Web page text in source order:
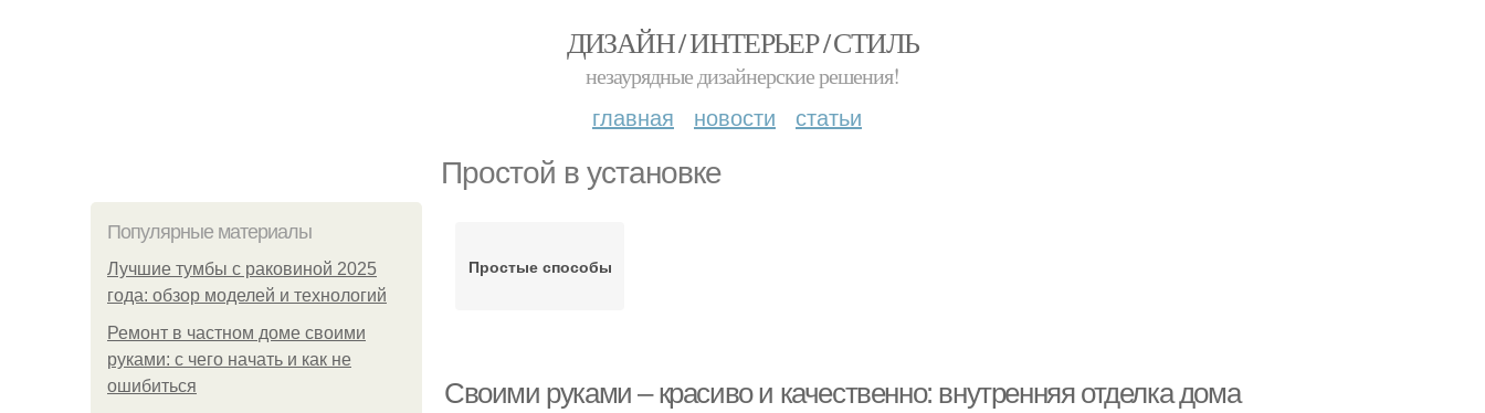
ДИЗАЙН / ИНТЕРЬЕР / СТИЛЬ
незаурядные дизайнерские решения!
главная новости статьи
Простой в установке
Популярные материалы
Лучшие тумбы с раковиной 2025
года: обзор моделей и технологий
Ремонт в частном доме своими
руками: с чего начать и как не
ошибиться
Простые способы
Своими руками – красиво и качественно: внутренняя отделка дома